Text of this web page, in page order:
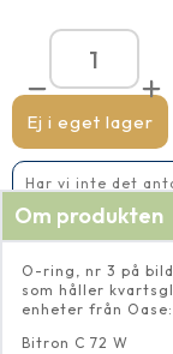
Ej i eget lager
O-
Ring
NBR
102
3
SH50
mängd
Har vi inte det
Om produkten
O-ring, nr 3 på
som håller
enheter från Oase:
Bitron C 72 W